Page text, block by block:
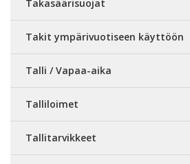
Takasäärisuojat
Takit ympärivuotiseen käyttöön
Talli / Vapaa-aika
Talliloimet
Tallitarvikkeet